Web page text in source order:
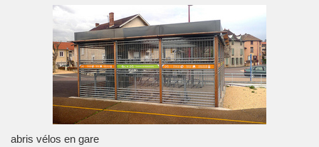
abris vélos en gare